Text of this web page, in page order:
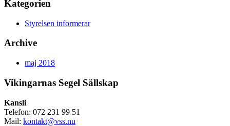
Kategorien
Styrelsen informerar
Archive
maj 2018
Vikingarnas Segel Sällskap
Kansli
Telefon: 072 231 99 51
Mail: kontakt@vss.nu